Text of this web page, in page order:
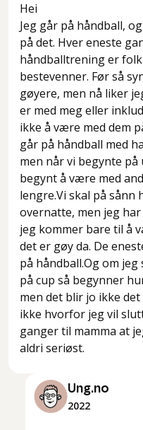
Hei
Jeg går på håndball,
på det. Hver eneste
håndballtrening er
bestevenner. Før så
gøyere, men nå liker
er med meg eller
ikke å være med dem
går på håndball med
men når vi begynte
begynt å være med
lengre.Vi skal på sånn
overnatte, men jeg
jeg kommer bare til å
det er gøy da. De
på håndball.Og om
på cup så begynner
men det blir jo ikke
ikke hvorfor jeg vil
ganger til mamma at
aldri seriøst.
Ung.no
2022